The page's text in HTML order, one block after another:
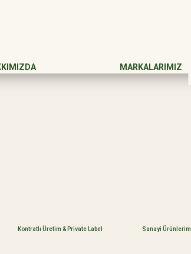
MARKALARIMIZ
Kontratlı Üretim & Private Label Sanayi